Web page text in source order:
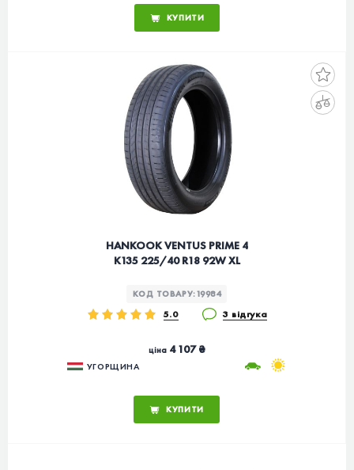
КУПИТИ
HANKOOK VENTUS PRIME 4
K135 225/40 R18 92W XL
КОД ТОВАРУ:19984
5.0 3 відгука
ціна4 107 ₴
УГОРЩИНА
КУПИТИ